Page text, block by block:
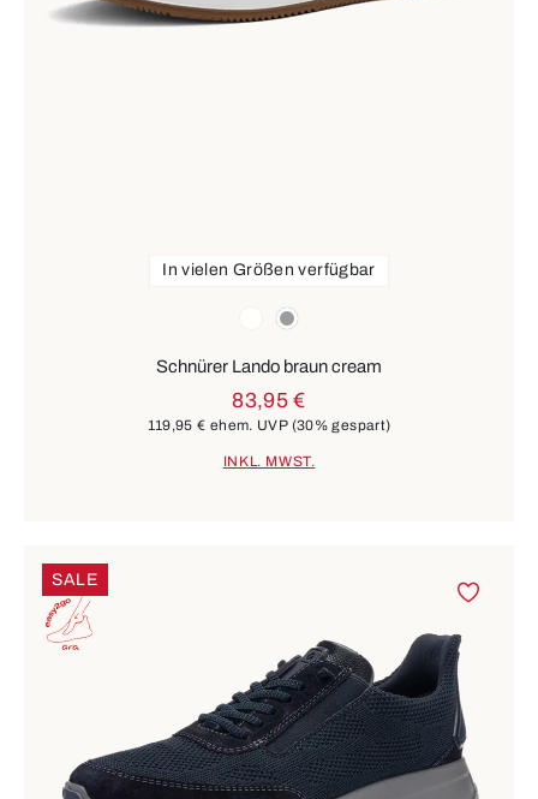
weißgrau
In vielen Größen verfügbar
Schnürer Lando braun cream
83,95 €
119,95 € ehem. UVP (30% gespart)
INKL. MWST.
SALE